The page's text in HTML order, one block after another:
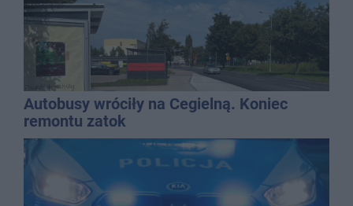
Autobusy wróciły na Cegielną. Koniec
remontu zatok